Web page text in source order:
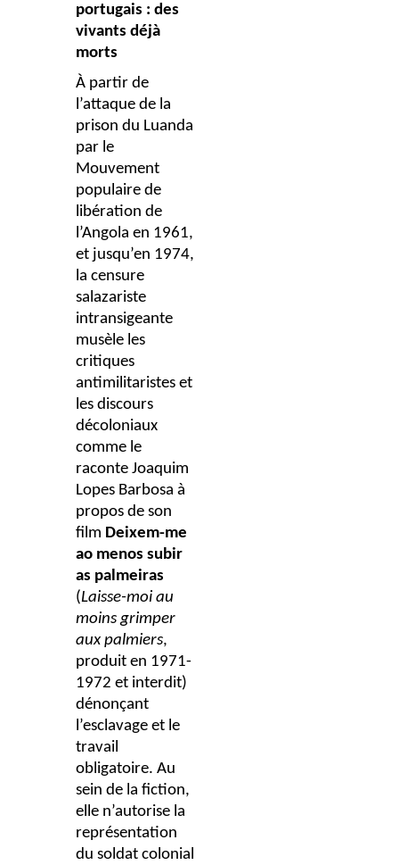
portugais : des
vivants déjà
morts
À partir de
l’attaque de la
prison du Luanda
par le
Mouvement
populaire de
libération de
l’Angola en 1961,
et jusqu’en 1974,
la censure
salazariste
intransigeante
musèle les
critiques
antimilitaristes et
les discours
décoloniaux
comme le
raconte Joaquim
Lopes Barbosa à
propos de son
film Deixem-me
ao menos subir
as palmeiras
(Laisse-moi au
moins grimper
aux palmiers,
produit en 1971-
1972 et interdit)
dénonçant
l’esclavage et le
travail
obligatoire. Au
sein de la fiction,
elle n’autorise la
représentation
du soldat colonial